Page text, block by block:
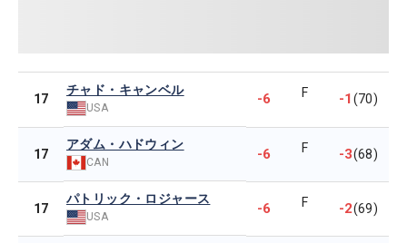
17
チャド・キャンベル
USA
-6 F -1(70)
17
アダム・ハドウィン
CAN -6 F -3(68)
17
パトリック・ロジャース
USA -6 F -2(69)